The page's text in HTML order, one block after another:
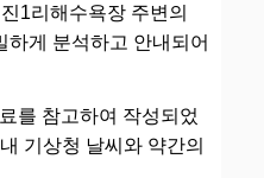
1리해수욕장 주변의
하게 분석하고 안내되어
를 참고하여 작성되었
기상청 날씨와 약간의